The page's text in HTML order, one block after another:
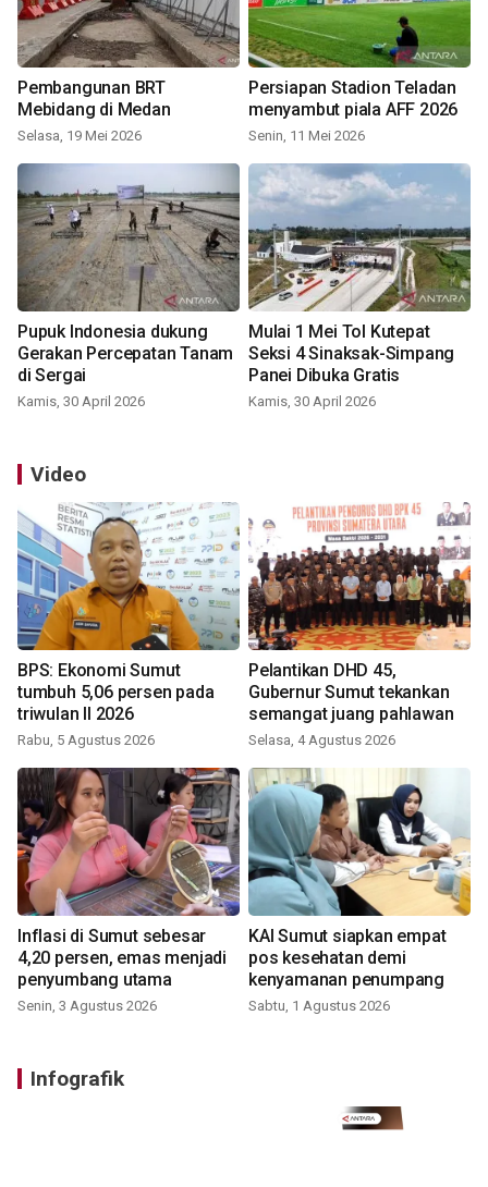
Pembangunan BRT
Mebidang di Medan
Selasa, 19 Mei 2026
Persiapan Stadion Teladan
menyambut piala AFF 2026
Senin, 11 Mei 2026
Pupuk Indonesia dukung
Gerakan Percepatan Tanam
di Sergai
Kamis, 30 April 2026
Mulai 1 Mei Tol Kutepat
Seksi 4 Sinaksak-Simpang
Panei Dibuka Gratis
Kamis, 30 April 2026
Video
BPS: Ekonomi Sumut
tumbuh 5,06 persen pada
triwulan II 2026
Rabu, 5 Agustus 2026
Pelantikan DHD 45,
Gubernur Sumut tekankan
semangat juang pahlawan
Selasa, 4 Agustus 2026
Inflasi di Sumut sebesar
4,20 persen, emas menjadi
penyumbang utama
Senin, 3 Agustus 2026
KAI Sumut siapkan empat
pos kesehatan demi
kenyamanan penumpang
Sabtu, 1 Agustus 2026
Infografik